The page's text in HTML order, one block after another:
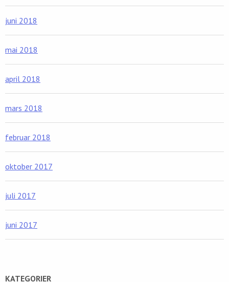
juni 2018
mai 2018
april 2018
mars 2018
februar 2018
oktober 2017
juli 2017
juni 2017
KATEGORIER